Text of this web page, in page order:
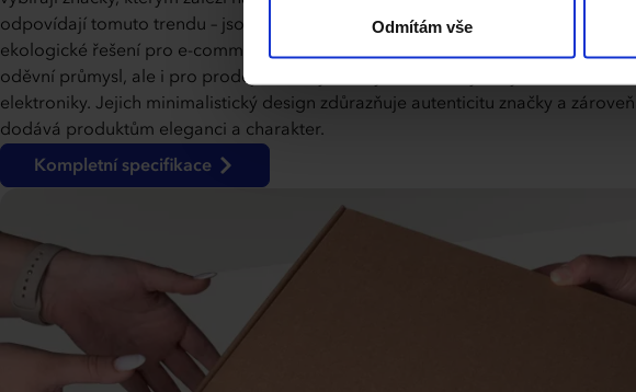
Odmítám vše
odpovídají tomuto trendu – jsou plně recyklovatelné a nabízejí stylové a
ekologické řešení pro e-commerce. Jsou ideální pro kosmetický, šperkařský a
oděvní průmysl, ale i pro prodej ručně vyráběných řemeslných výrobků a drobné
elektroniky. Jejich minimalistický design zdůrazňuje autenticitu značky a zároveň
dodává produktům eleganci a charakter.
Kompletní specifikace